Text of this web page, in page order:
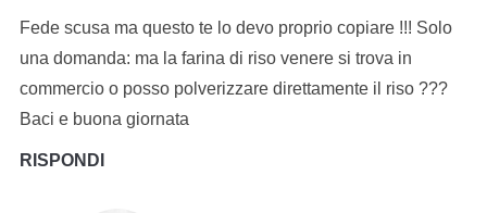
Fede scusa ma questo te lo devo proprio copiare !!! Solo
una domanda: ma la farina di riso venere si trova in
commercio o posso polverizzare direttamente il riso ???
Baci e buona giornata
RISPONDI